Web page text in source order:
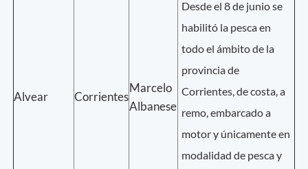
Alvear Corrientes
Marcelo
Albanese
Desde el 8 de junio se
habilitó la pesca en
todo el ámbito de la
provincia de
Corrientes, de costa, a
remo, embarcado a
motor y únicamente en
modalidad de pesca y